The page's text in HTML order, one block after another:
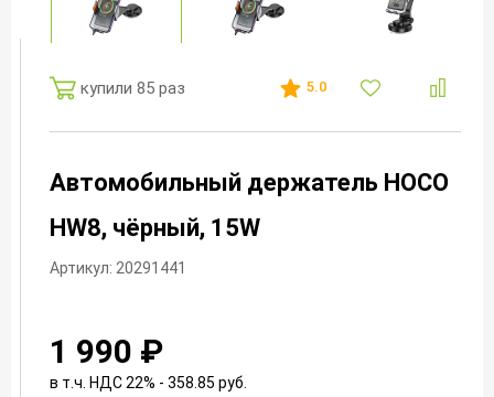
купили 85 раз 5.0
Автомобильный держатель HOCO
HW8, чёрный, 15W
Артикул: 20291441
1 990 ₽
в т.ч. НДС 22% - 358.85 руб.